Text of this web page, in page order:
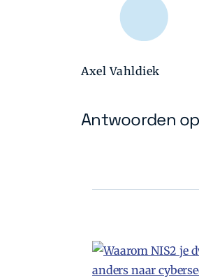
Axel Vahldiek
Antwoorden